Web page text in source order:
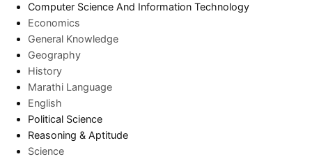
Computer Science And Information Technology
Economics
General Knowledge
Geography
History
Marathi Language
English
Political Science
Reasoning & Aptitude
Science